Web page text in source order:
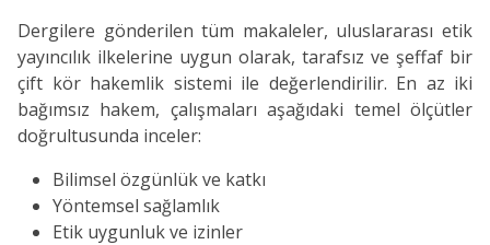
Dergilere gönderilen tüm makaleler, uluslararası etik
yayıncılık ilkelerine uygun olarak, tarafsız ve şeffaf bir
çift kör hakemlik sistemi ile değerlendirilir. En az iki
bağımsız hakem, çalışmaları aşağıdaki temel ölçütler
doğrultusunda inceler:
Bilimsel özgünlük ve katkı
Yöntemsel sağlamlık
Etik uygunluk ve izinler